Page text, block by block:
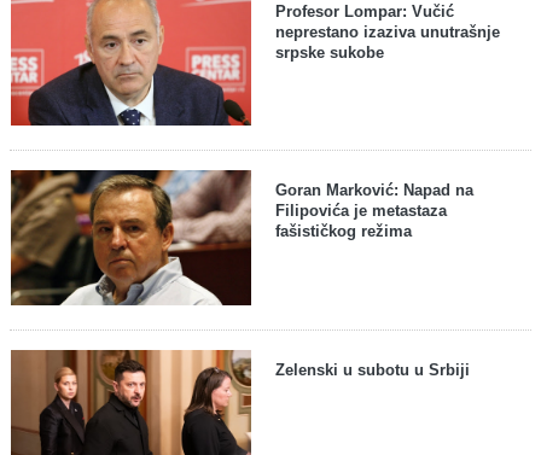
Profesor Lompar: Vučić
neprestano izaziva unutrašnje
srpske sukobe
Goran Marković: Napad na
Filipovića je metastaza
fašističkog režima
Zelenski u subotu u Srbiji